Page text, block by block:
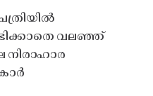
വലഞ്ഞ്